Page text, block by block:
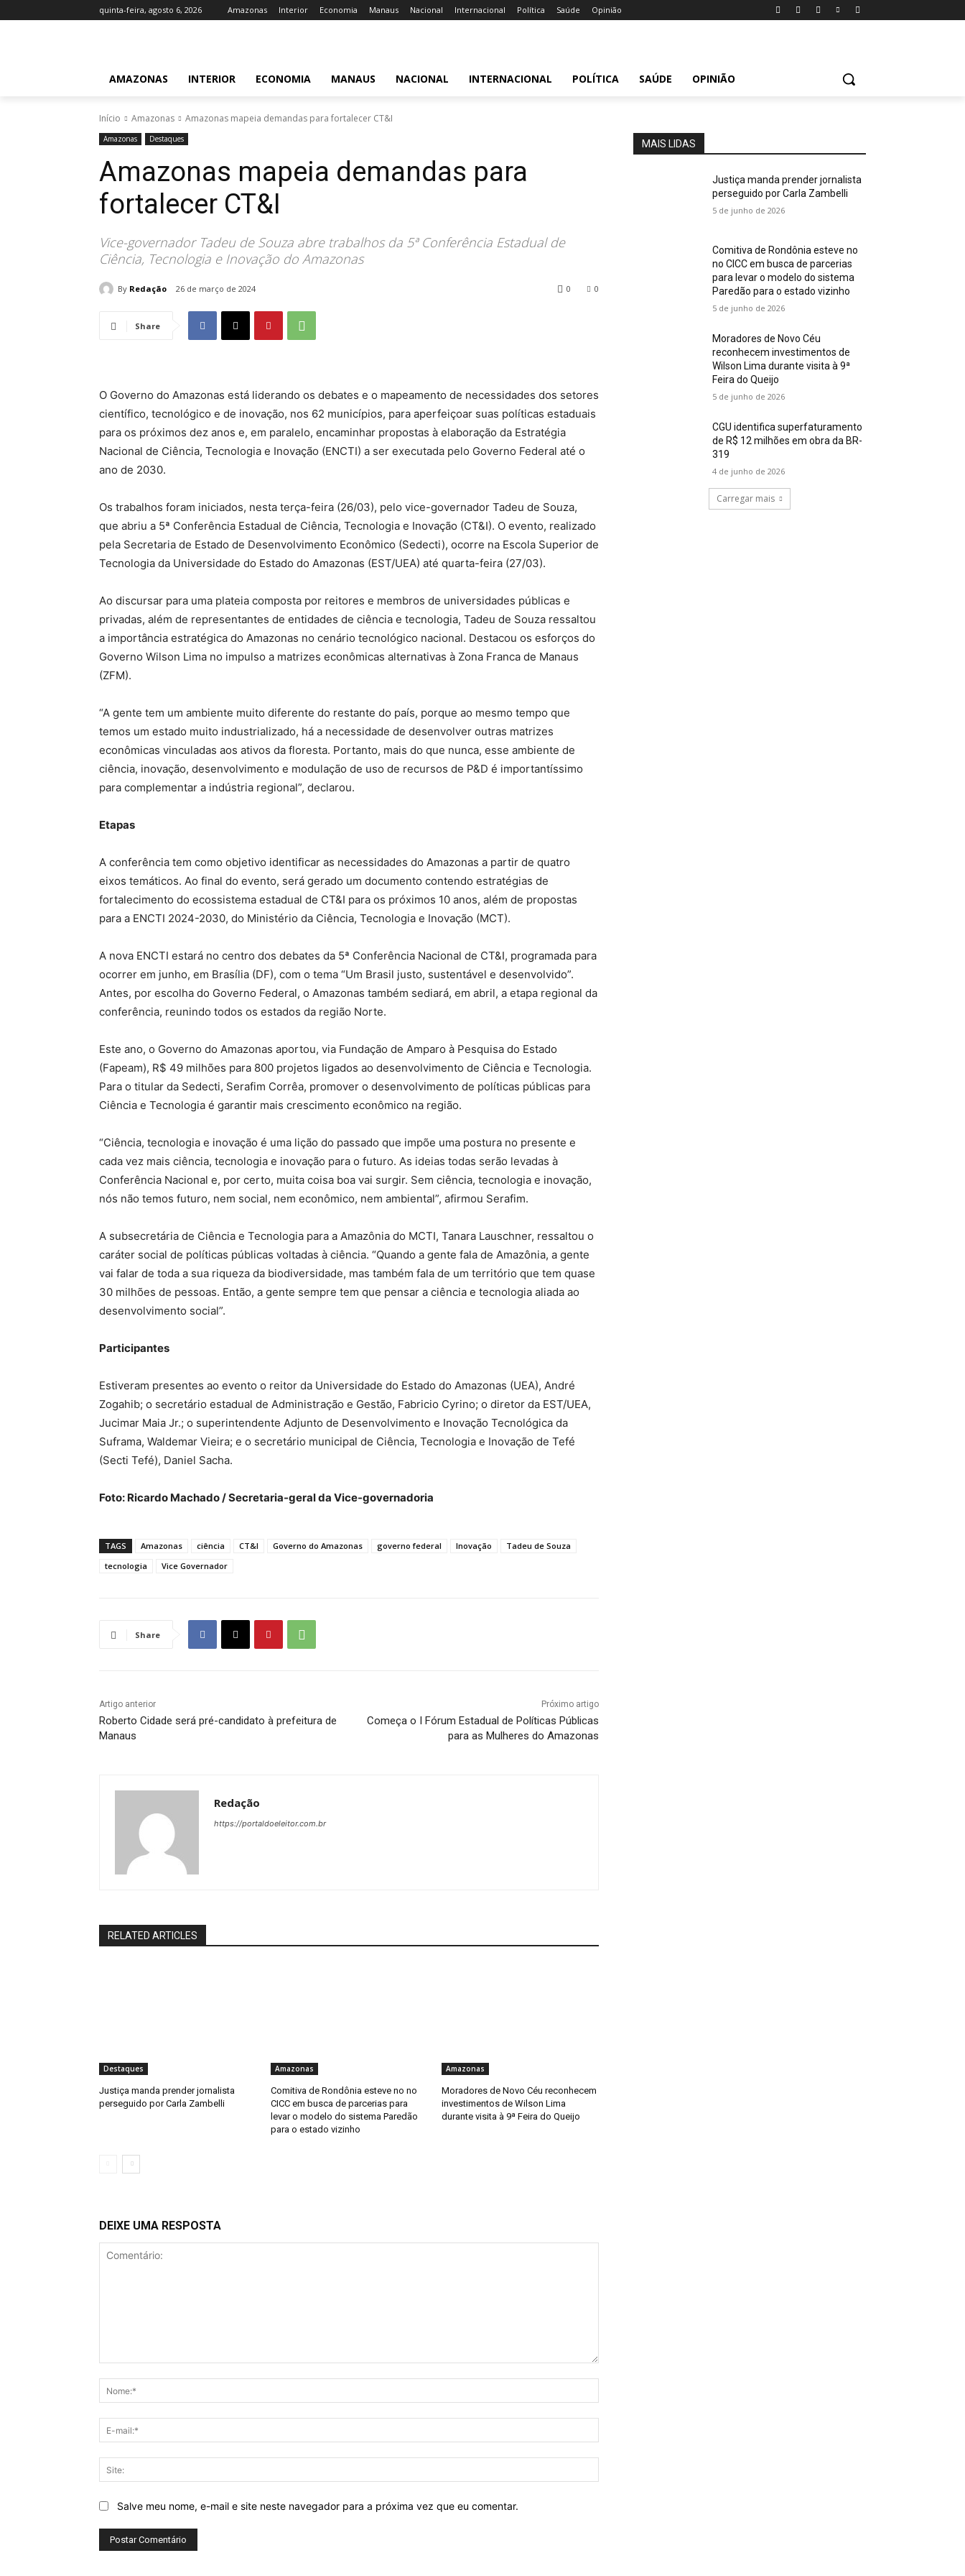
quinta-feira, agosto 6, 2026 Amazonas Interior Economia Manaus Nacional Internacional Política Saúde Opinião
AMAZONAS INTERIOR ECONOMIA MANAUS NACIONAL INTERNACIONAL POLÍTICA SAÚDE OPINIÃO
Início Amazonas Amazonas mapeia demandas para fortalecer CT&I
Amazonas Destaques
Amazonas mapeia demandas para
fortalecer CT&I
Vice-governador Tadeu de Souza abre trabalhos da 5ª Conferência Estadual de
Ciência, Tecnologia e Inovação do Amazonas
By Redação 26 de março de 2024 0
0
Share
O Governo do Amazonas está liderando os debates e o mapeamento de necessidades dos setores
científico, tecnológico e de inovação, nos 62 municípios, para aperfeiçoar suas políticas estaduais
para os próximos dez anos e, em paralelo, encaminhar propostas à elaboração da Estratégia
Nacional de Ciência, Tecnologia e Inovação (ENCTI) a ser executada pelo Governo Federal até o
ano de 2030.
Os trabalhos foram iniciados, nesta terça-feira (26/03), pelo vice-governador Tadeu de Souza,
que abriu a 5ª Conferência Estadual de Ciência, Tecnologia e Inovação (CT&I). O evento, realizado
pela Secretaria de Estado de Desenvolvimento Econômico (Sedecti), ocorre na Escola Superior de
Tecnologia da Universidade do Estado do Amazonas (EST/UEA) até quarta-feira (27/03).
Ao discursar para uma plateia composta por reitores e membros de universidades públicas e
privadas, além de representantes de entidades de ciência e tecnologia, Tadeu de Souza ressaltou
a importância estratégica do Amazonas no cenário tecnológico nacional. Destacou os esforços do
Governo Wilson Lima no impulso a matrizes econômicas alternativas à Zona Franca de Manaus
(ZFM).
“A gente tem um ambiente muito diferente do restante do país, porque ao mesmo tempo que
temos um estado muito industrializado, há a necessidade de desenvolver outras matrizes
econômicas vinculadas aos ativos da floresta. Portanto, mais do que nunca, esse ambiente de
ciência, inovação, desenvolvimento e modulação de uso de recursos de P&D é importantíssimo
para complementar a indústria regional”, declarou.
Etapas
A conferência tem como objetivo identificar as necessidades do Amazonas a partir de quatro
eixos temáticos. Ao final do evento, será gerado um documento contendo estratégias de
fortalecimento do ecossistema estadual de CT&I para os próximos 10 anos, além de propostas
para a ENCTI 2024-2030, do Ministério da Ciência, Tecnologia e Inovação (MCT).
A nova ENCTI estará no centro dos debates da 5ª Conferência Nacional de CT&I, programada para
ocorrer em junho, em Brasília (DF), com o tema “Um Brasil justo, sustentável e desenvolvido”.
Antes, por escolha do Governo Federal, o Amazonas também sediará, em abril, a etapa regional da
conferência, reunindo todos os estados da região Norte.
Este ano, o Governo do Amazonas aportou, via Fundação de Amparo à Pesquisa do Estado
(Fapeam), R$ 49 milhões para 800 projetos ligados ao desenvolvimento de Ciência e Tecnologia.
Para o titular da Sedecti, Serafim Corrêa, promover o desenvolvimento de políticas públicas para
Ciência e Tecnologia é garantir mais crescimento econômico na região.
“Ciência, tecnologia e inovação é uma lição do passado que impõe uma postura no presente e
cada vez mais ciência, tecnologia e inovação para o futuro. As ideias todas serão levadas à
Conferência Nacional e, por certo, muita coisa boa vai surgir. Sem ciência, tecnologia e inovação,
nós não temos futuro, nem social, nem econômico, nem ambiental”, afirmou Serafim.
A subsecretária de Ciência e Tecnologia para a Amazônia do MCTI, Tanara Lauschner, ressaltou o
caráter social de políticas públicas voltadas à ciência. “Quando a gente fala de Amazônia, a gente
vai falar de toda a sua riqueza da biodiversidade, mas também fala de um território que tem quase
30 milhões de pessoas. Então, a gente sempre tem que pensar a ciência e tecnologia aliada ao
desenvolvimento social”.
Participantes
Estiveram presentes ao evento o reitor da Universidade do Estado do Amazonas (UEA), André
Zogahib; o secretário estadual de Administração e Gestão, Fabricio Cyrino; o diretor da EST/UEA,
Jucimar Maia Jr.; o superintendente Adjunto de Desenvolvimento e Inovação Tecnológica da
Suframa, Waldemar Vieira; e o secretário municipal de Ciência, Tecnologia e Inovação de Tefé
(Secti Tefé), Daniel Sacha.
Foto: Ricardo Machado / Secretaria-geral da Vice-governadoria
TAGS Amazonas ciência CT&I Governo do Amazonas governo federal Inovação
Tadeu de Souza
tecnologia
Vice Governador
Share
Artigo anterior
Roberto Cidade será pré-candidato à prefeitura de
Manaus
Próximo artigo
Começa o I Fórum Estadual de Políticas Públicas
para as Mulheres do Amazonas
Redação
https://portaldoeleitor.com.br
RELATED ARTICLES
Destaques
Justiça manda prender jornalista
perseguido por Carla Zambelli
Amazonas
Comitiva de Rondônia esteve no no
CICC em busca de parcerias para
levar o modelo do sistema Paredão
para o estado vizinho
Amazonas
Moradores de Novo Céu reconhecem
investimentos de Wilson Lima
durante visita à 9ª Feira do Queijo
DEIXE UMA RESPOSTA
mail:*
Salve meu nome, e-mail e site neste navegador para a próxima vez que eu comentar.
MAIS LIDAS
Justiça manda prender jornalista
perseguido por Carla Zambelli
5 de junho de 2026
Comitiva de Rondônia esteve no
no CICC em busca de parcerias
para levar o modelo do sistema
Paredão para o estado vizinho
5 de junho de 2026
Moradores de Novo Céu
reconhecem investimentos de
Wilson Lima durante visita à 9ª
Feira do Queijo
5 de junho de 2026
CGU identifica superfaturamento
de R$ 12 milhões em obra da BR-
319
4 de junho de 2026
Carregar mais